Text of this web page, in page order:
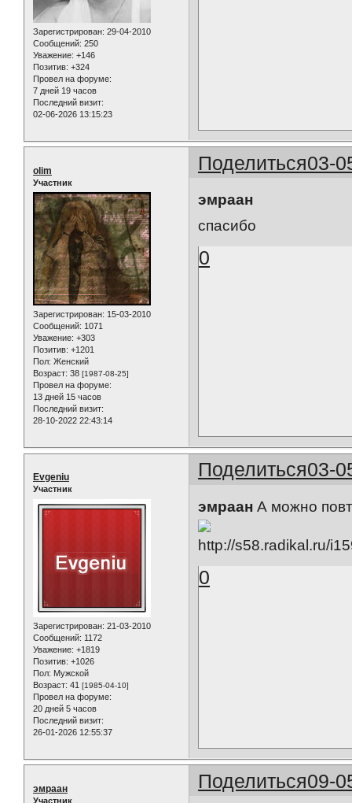
Зарегистрирован: 29-04-2010
Сообщений: 250
Уважение: +146
Позитив: +324
Провел на форуме:
7 дней 19 часов
Последний визит:
02-06-2026 13:15:23
Поделиться03-
olim
Участник
Зарегистрирован: 15-03-2010
Сообщений: 1071
Уважение: +303
Позитив: +1201
Пол: Женский
Возраст: 38 [1987-08-25]
Провел на форуме:
13 дней 15 часов
Последний визит:
28-10-2022 22:43:14
эмраан
спасибо
0
Поделиться03-
Evgeniu
Участник
Зарегистрирован: 21-03-2010
Сообщений: 1172
Уважение: +1819
Позитив: +1026
Пол: Мужской
Возраст: 41 [1985-04-10]
Провел на форуме:
20 дней 5 часов
Последний визит:
26-01-2026 12:55:37
эмраан А можно
0
Поделиться09-
эмраан
Участник